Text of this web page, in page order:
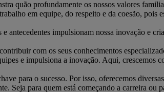
quão profundamente os nossos valores
em equipe, do respeito e da coesão, pois
impulsionam nossa inovação e
com os seus conhecimentos
e impulsiona a inovação. Aqui, crescemos
para o sucesso. Por isso, oferecemos
Seja para quem está começando a carreira ou